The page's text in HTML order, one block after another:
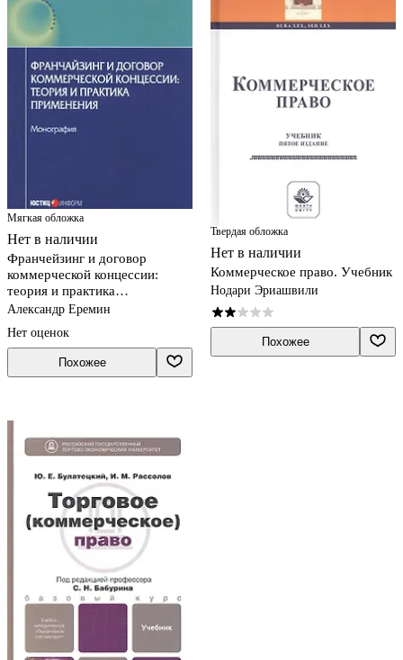
Мягкая обложка
Нет в наличии
Франчейзинг и договор
коммерческой концессии:
теория и практика
применения. Монография
Александр Еремин
Нет оценок
Похожее
Твердая обложка
Нет в наличии
Коммерческое право. Учебник
Нодари Эриашвили
Похожее